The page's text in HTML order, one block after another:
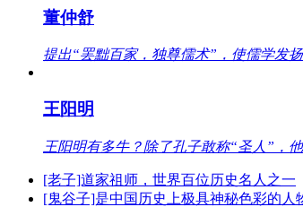
董仲舒
提出“罢黜百家，独尊儒术”，使儒学发
王阳明
王阳明有多牛？除了孔子敢称“圣人”，
[老子]道家祖师，世界百位历史名人之一
[鬼谷子]是中国历史上极具神秘色彩的人